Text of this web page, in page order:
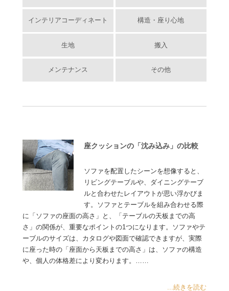
インテリアコーディネート 構造・座り心地
生地 搬入
メンテナンス その他
座クッションの「沈み込み」の比較
ソファを配置したシーンを想像すると、
リビングテーブルや、ダイニングテーブ
ルと合わせたレイアウトが思い浮かびま
す。ソファとテーブルを組み合わせる際
に「ソファの座面の高さ」と、「テーブルの天板までの高
さ」の関係が、重要なポイントの1つになります。ソファやテ
ーブルのサイズは、カタログや図面で確認できますが、実際
に座った時の「座面から天板までの高さ」は、ソファの構造
や、個人の体格差により変わります。……
...続きを読む